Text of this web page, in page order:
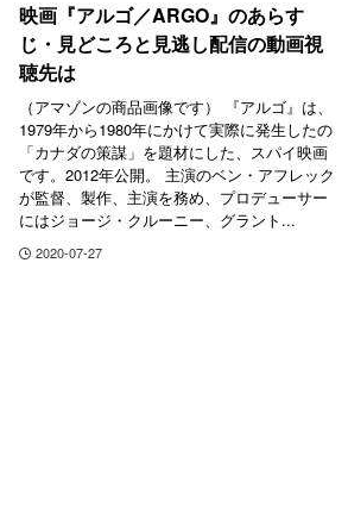
映画『アルゴ／ARGO』のあらす
じ・見どころと見逃し配信の動画視
聴先は
（アマゾンの商品画像です） 『アルゴ』は、
1979年から1980年にかけて実際に発生したの
「カナダの策謀」を題材にした、スパイ映画
です。2012年公開。 主演のベン・アフレック
が監督、製作、主演を務め、プロデューサー
にはジョージ・クルーニー、グラント...
2020-07-27